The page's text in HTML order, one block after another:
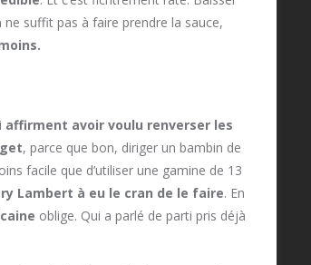
suffit pas à faire prendre la sauce,
affirment avoir voulu renverser les
, parce que bon, diriger un bambin de
facile que d’utiliser une gamine de 13
Lambert à eu le cran de le faire. En
oblige. Qui a parlé de parti pris déjà